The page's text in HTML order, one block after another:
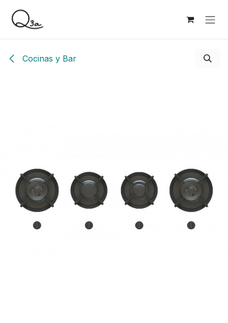
Cocinas y Bar